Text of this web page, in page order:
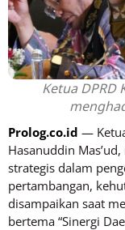
Ketua DPRD
Prolog.co.id —
Hasanuddin
strategis dalam
pertambangan,
disampaikan saat
bertema “Sinergi